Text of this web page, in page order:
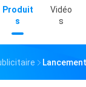
Produit
S
Vidéo
S